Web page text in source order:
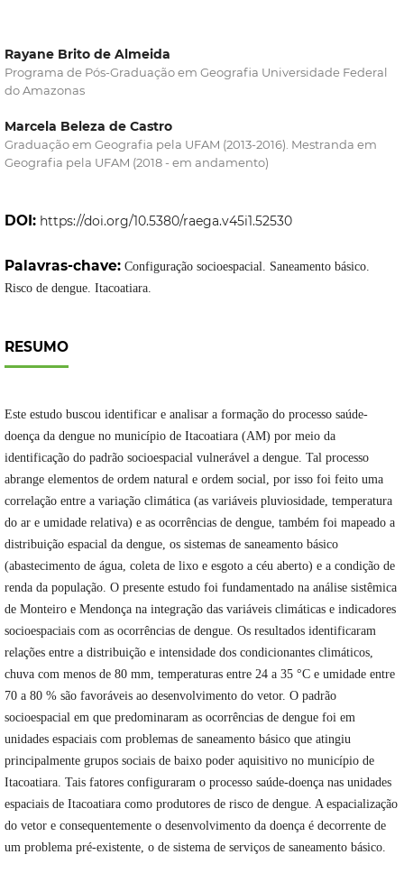
Rayane Brito de Almeida
Programa de Pós-Graduação em Geografia Universidade Federal
do Amazonas
Marcela Beleza de Castro
Graduação em Geografia pela UFAM (2013-2016). Mestranda em
Geografia pela UFAM (2018 - em andamento)
DOI: https://doi.org/10.5380/raega.v45i1.52530
Palavras-chave: Configuração socioespacial. Saneamento básico.
Risco de dengue. Itacoatiara.
RESUMO
Este estudo buscou identificar e analisar a formação do processo saúde-
doença da dengue no município de Itacoatiara (AM) por meio da
identificação do padrão socioespacial vulnerável a dengue. Tal processo
abrange elementos de ordem natural e ordem social, por isso foi feito uma
correlação entre a variação climática (as variáveis pluviosidade, temperatura
do ar e umidade relativa) e as ocorrências de dengue, também foi mapeado a
distribuição espacial da dengue, os sistemas de saneamento básico
(abastecimento de água, coleta de lixo e esgoto a céu aberto) e a condição de
renda da população. O presente estudo foi fundamentado na análise sistêmica
de Monteiro e Mendonça na integração das variáveis climáticas e indicadores
socioespaciais com as ocorrências de dengue. Os resultados identificaram
relações entre a distribuição e intensidade dos condicionantes climáticos,
chuva com menos de 80 mm, temperaturas entre 24 a 35 °C e umidade entre
70 a 80 % são favoráveis ao desenvolvimento do vetor. O padrão
socioespacial em que predominaram as ocorrências de dengue foi em
unidades espaciais com problemas de saneamento básico que atingiu
principalmente grupos sociais de baixo poder aquisitivo no município de
Itacoatiara. Tais fatores configuraram o processo saúde-doença nas unidades
espaciais de Itacoatiara como produtores de risco de dengue. A espacialização
do vetor e consequentemente o desenvolvimento da doença é decorrente de
um problema pré-existente, o de sistema de serviços de saneamento básico.